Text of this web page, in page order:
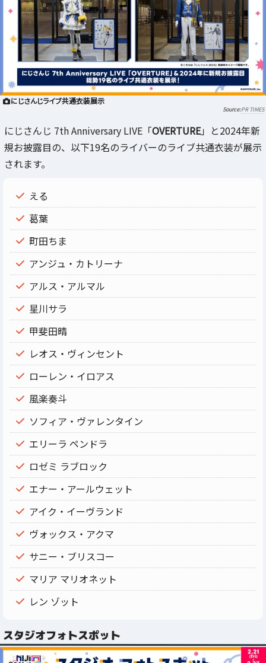
にじさんじライブ共通衣装展示
PR TIMES
にじさんじ 7th Anniversary LIVE「OVERTURE」と2024年新
規お披露目の、以下19名のライバーのライブ共通衣装が展示
されます。
える
葛葉
町田ちま
アンジュ・カトリーナ
アルス・アルマル
星川サラ
甲斐田晴
レオス・ヴィンセント
ローレン・イロアス
風楽奏斗
ソフィア・ヴァレンタイン
エリーラ ペンドラ
ロゼミ ラブロック
エナー・アールウェット
アイク・イーヴランド
ヴォックス・アクマ
サニー・ブリスコー
マリア マリオネット
レン ゾット
スタジオフォトスポット